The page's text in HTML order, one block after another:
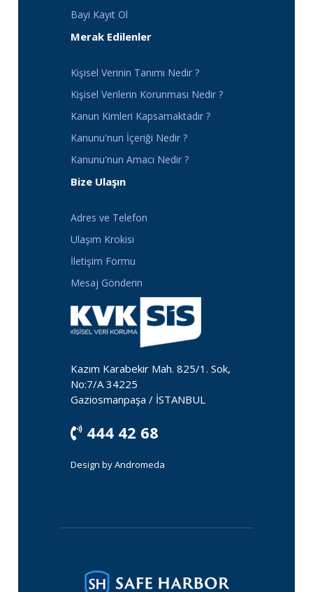
Bayi Kayıt Ol
Merak Edilenler
Kişisel Verinin Tanımı Nedir ?
Kişisel Verilerin Korunması Nedir ?
Kanun Kimleri Kapsamaktadır ?
Kanunu'nun İçeriği Nedir ?
Kanunu'nun Amacı Nedir ?
Bize Ulaşın
Adres ve Telefon
Ulaşım Krokisi
İletişim Formu
Mesaj Gönderin
Kazım Karabekir Mah. 825/1. Sok,
No:7/A 34225
Gaziosmanpaşa / İSTANBUL
444 42 68
Design byAndromeda